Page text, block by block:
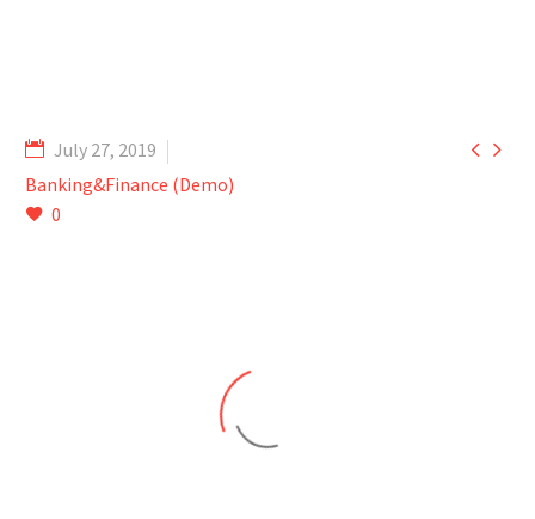
 
July 27, 2019
Banking&Finance (Demo)
0